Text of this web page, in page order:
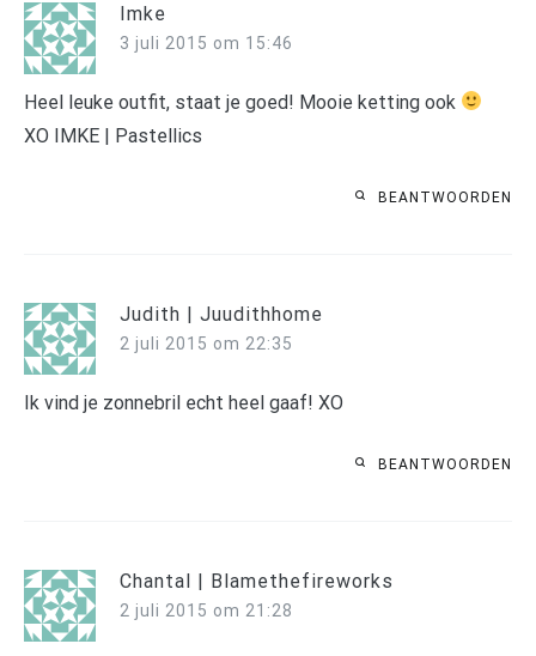
Imke
3 juli 2015 om 15:46
Heel leuke outfit, staat je goed! Mooie ketting ook
XO IMKE | Pastellics
BEANTWOORDEN
Judith | Juudithhome
2 juli 2015 om 22:35
Ik vind je zonnebril echt heel gaaf! XO
BEANTWOORDEN
Chantal | Blamethefireworks
2 juli 2015 om 21:28